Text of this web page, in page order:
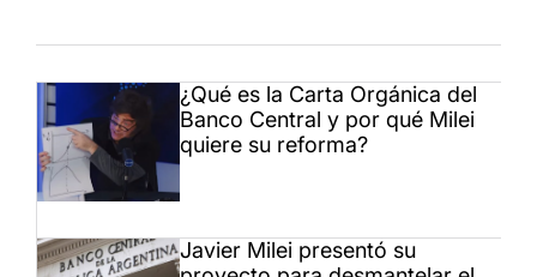
¿Qué es la Carta Orgánica del
Banco Central y por qué Milei
quiere su reforma?
Javier Milei presentó su